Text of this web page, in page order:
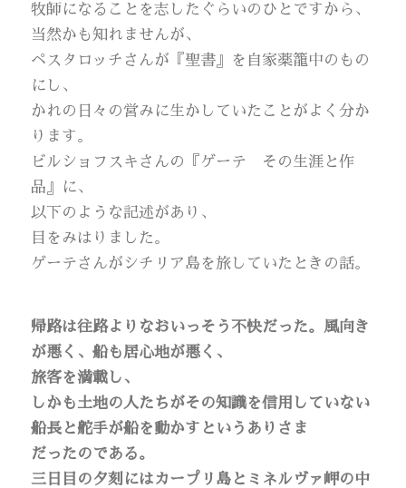
牧師になることを志したぐらいのひとですから、
当然かも知れませんが、
ペスタロッチさんが『聖書』を自家薬籠中のもの
にし、
かれの日々の営みに生かしていたことがよく分か
ります。
ビルショフスキさんの『ゲーテ その生涯と作
品』に、
以下のような記述があり、
目をみはりました。
ゲーテさんがシチリア島を旅していたときの話。
帰路は往路よりなおいっそう不快だった。風向き
が悪く、船も居心地が悪く、
旅客を満載し、
しかも土地の人たちがその知識を信用していない
船長と舵手が船を動かすというありさま
だったのである。
三日目の夕刻にはカープリ島とミネルヴァ岬の中